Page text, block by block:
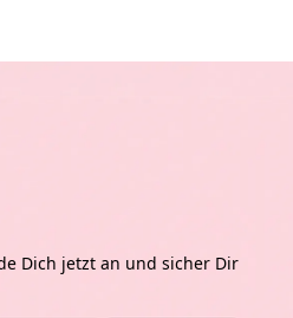
Dich jetzt an und sicher Dir